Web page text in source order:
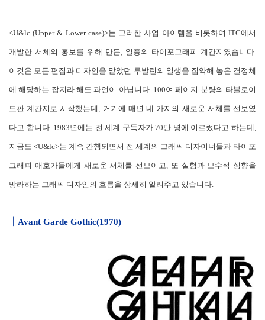
<U&lc (Upper & Lower case)>는 그러한 사업 아이템을 비롯하여 ITC에서
개발한 서체의 홍보를 위해 만든, 일종의 타이포그래피 계간지였습니다.
이것은 모든 편집과 디자인을 맡았던 루발린의 일생을 집약해 놓은 결정체
에 해당하는 잡지라 해도 과언이 아닙니다. 100여 페이지 분량의 타블로이
드판 계간지로 시작했는데, 거기에 매년 네 가지의 새로운 서체를 선보였
다고 합니다. 1983년에는 전 세계 구독자가 70만 명에 이르렀다고 하는데,
지금도 <U&lc>는 계속 간행되면서 전 세계의 그래픽 디자이너들과 타이포
그래피 애호가들에게 새로운 서체를 선보이고, 또 실험과 보수적 성향을
망라하는 그래픽 디자인의 흐름을 상세히 알려주고 있습니다.
Avant Garde Gothic(1970)